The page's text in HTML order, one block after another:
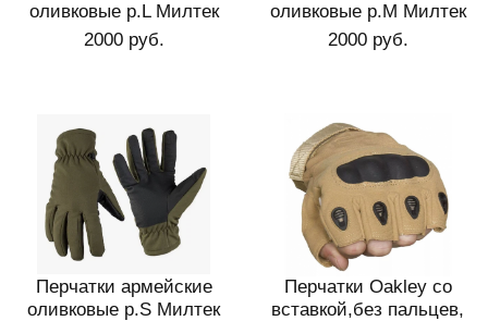
оливковые р.L Милтек
2000 руб.
оливковые р.M Милтек
2000 руб.
Перчатки армейские
оливковые р.S Милтек
Перчатки Oakley со
вставкой,без пальцев,